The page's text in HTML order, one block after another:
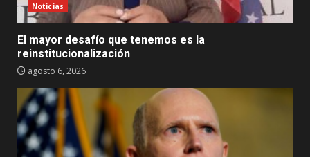
Noticias
El mayor desafío que tenemos es la
reinstitucionalización
agosto 6, 2026